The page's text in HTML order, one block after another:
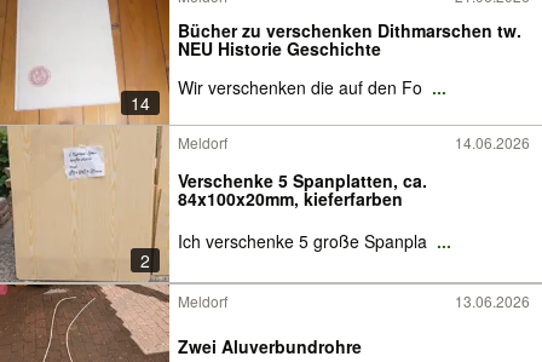
14
Bücher zu verschenken Dithmarschen tw.
NEU Historie Geschichte
Wir verschenken die auf den Fo ...
2
Meldorf 14.06.2026
Verschenke 5 Spanplatten, ca.
84x100x20mm, kieferfarben
Ich verschenke 5 große Spanpla ...
Meldorf 13.06.2026
Zwei Aluverbundrohre